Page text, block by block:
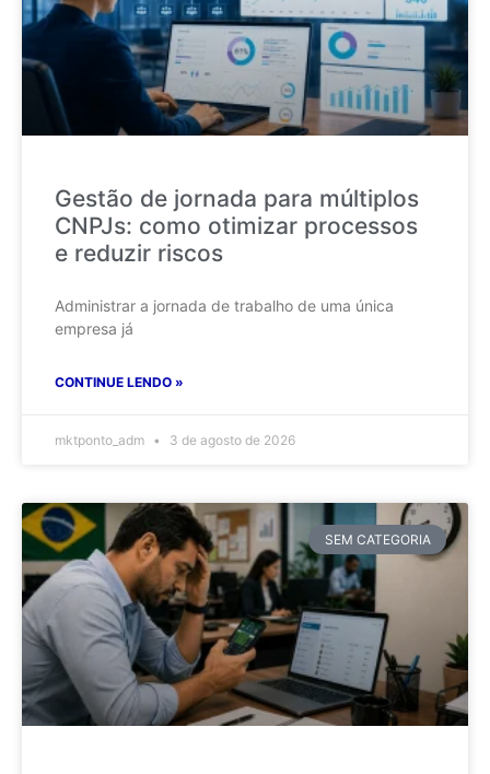
Gestão de jornada para múltiplos
CNPJs: como otimizar processos
e reduzir riscos
Administrar a jornada de trabalho de uma única
empresa já
CONTINUE LENDO »
mktponto_adm 3 de agosto de 2026
SEM CATEGORIA